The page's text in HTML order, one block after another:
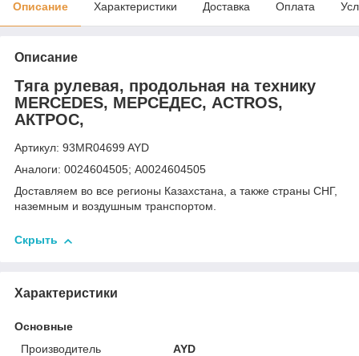
Описание Характеристики Доставка Оплата
Описание
Тяга рулевая, продольная на технику
MERCEDES, МЕРСЕДЕС, ACTROS,
АКТРОС,
Артикул: 93MR04699 AYD
Аналоги: 0024604505; A0024604505
Доставляем во все регионы Казахстана, а также страны СНГ,
наземным и воздушным транспортом.
Скрыть
Характеристики
Основные
Производитель
AYD